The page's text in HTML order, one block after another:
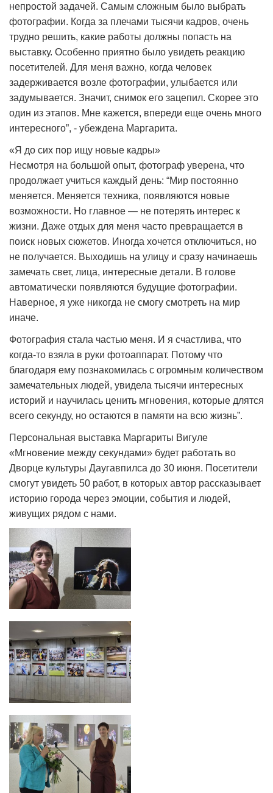
непростой задачей. Самым сложным было выбрать
фотографии. Когда за плечами тысячи кадров, очень
трудно решить, какие работы должны попасть на
выставку. Особенно приятно было увидеть реакцию
посетителей. Для меня важно, когда человек
задерживается возле фотографии, улыбается или
задумывается. Значит, снимок его зацепил. Скорее это
один из этапов. Мне кажется, впереди еще очень много
интересного”, - убеждена Маргарита.
«Я до сих пор ищу новые кадры»
Несмотря на большой опыт, фотограф уверена, что
продолжает учиться каждый день: “Мир постоянно
меняется. Меняется техника, появляются новые
возможности. Но главное — не потерять интерес к
жизни. Даже отдых для меня часто превращается в
поиск новых сюжетов. Иногда хочется отключиться, но
не получается. Выходишь на улицу и сразу начинаешь
замечать свет, лица, интересные детали. В голове
автоматически появляются будущие фотографии.
Наверное, я уже никогда не смогу смотреть на мир
иначе.
Фотография стала частью меня. И я счастлива, что
когда-то взяла в руки фотоаппарат. Потому что
благодаря ему познакомилась с огромным количеством
замечательных людей, увидела тысячи интересных
историй и научилась ценить мгновения, которые длятся
всего секунду, но остаются в памяти на всю жизнь”.
Персональная выставка Маргариты Вигуле
«Мгновение между секундами» будет работать во
Дворце культуры Даугавпилса до 30 июня. Посетители
смогут увидеть 50 работ, в которых автор рассказывает
историю города через эмоции, события и людей,
живущих рядом с нами.